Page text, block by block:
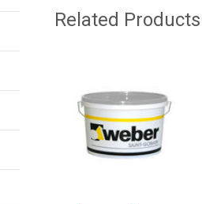
Related Products